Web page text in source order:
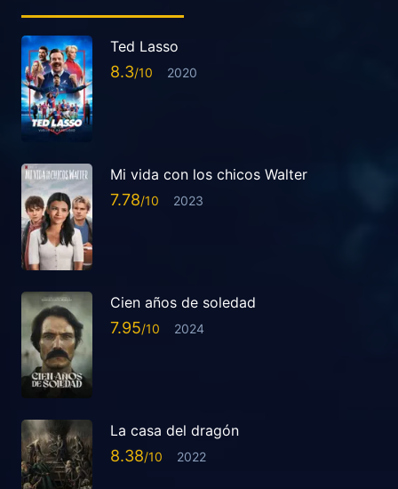
Ted Lasso
8.3 2020
Mi vida con los chicos Walter
7.78 2023
Cien años de soledad
7.95 2024
La casa del dragón
8.38 2022